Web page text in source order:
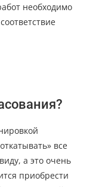
необходимо
все
а это очень
приобрести